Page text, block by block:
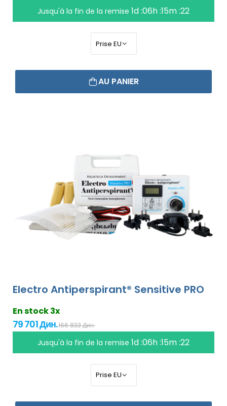
Jusqu'à la fin de la remise1d :06h :15m :21
AU PANIER
Electro Antiperspirant® Sensitive PRO
En stock 3x
79 701 Дин.166 833 Дин.
Jusqu'à la fin de la remise1d :06h :15m :21